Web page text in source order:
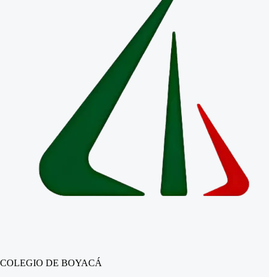
COLEGIO DE BOYACÁ